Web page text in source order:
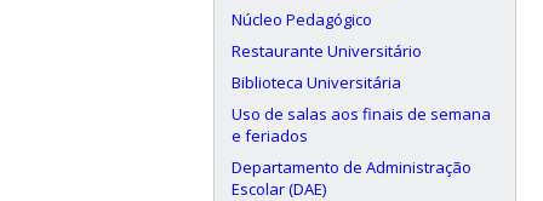
Núcleo Pedagógico
Restaurante Universitário
Biblioteca Universitária
Uso de salas aos finais de semana
e feriados
Departamento de Administração
Escolar (DAE)